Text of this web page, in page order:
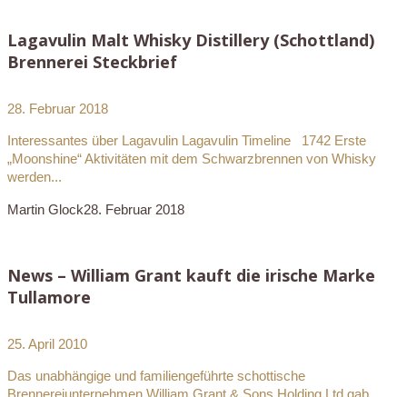
Lagavulin Malt Whisky Distillery (Schottland)
Brennerei Steckbrief
28. Februar 2018
Interessantes über Lagavulin Lagavulin Timeline 1742 Erste
„Moonshine“ Aktivitäten mit dem Schwarzbrennen von Whisky
werden...
Martin Glock28. Februar 2018
News – William Grant kauft die irische Marke
Tullamore
25. April 2010
Das unabhängige und familiengeführte schottische